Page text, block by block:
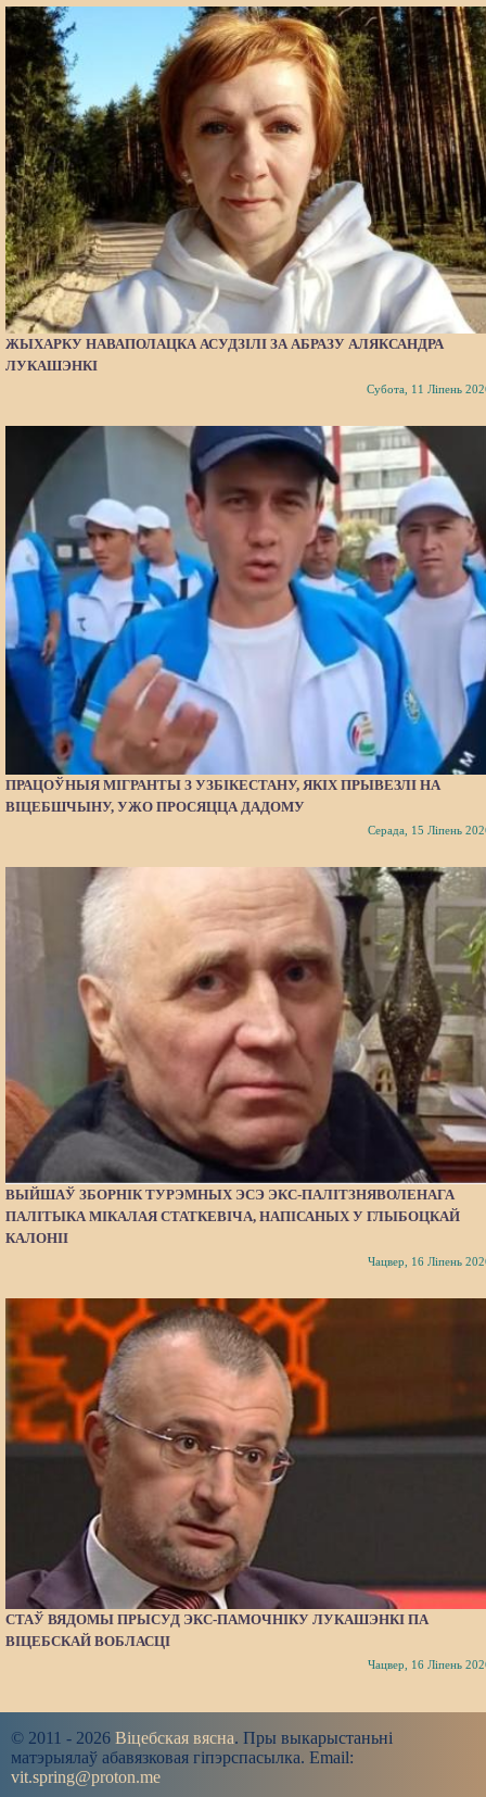
ЖЫХАРКУ НАВАПОЛАЦКА АСУДЗІЛІ ЗА АБРАЗУ АЛЯКСАНДРА
ЛУКАШЭНКІ
Субота, 11 Ліпень
ПРАЦОЎНЫЯ МІГРАНТЫ З УЗБІКЕСТАНУ, ЯКІХ ПРЫВЕЗЛІ НА
ВІЦЕБШЧЫНУ, УЖО ПРОСЯЦЦА ДАДОМУ
Серада, 15 Ліпень
ВЫЙШАЎ ЗБОРНІК ТУРЭМНЫХ ЭСЭ ЭКС-ПАЛІТЗНЯВОЛЕНАГА
ПАЛІТЫКА МІКАЛАЯ СТАТКЕВІЧА, НАПІСАНЫХ У ГЛЫБОЦКАЙ
КАЛОНІІ
Чацвер, 16 Ліпень
СТАЎ ВЯДОМЫ ПРЫСУД ЭКС-ПАМОЧНІКУ ЛУКАШЭНКІ ПА
ВІЦЕБСКАЙ ВОБЛАСЦІ
Чацвер, 16 Ліпень
© 2011 - 2026 Віцебская вясна. Пры выкарыстаньні
матэрыялаў абавязковая гіпэрспасылка. Email:
vit.spring@proton.me